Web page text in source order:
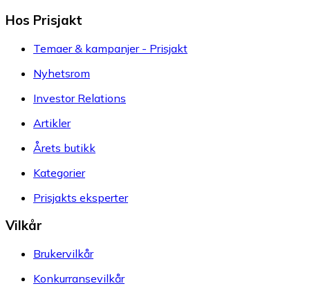
Hos Prisjakt
Temaer & kampanjer - Prisjakt
Nyhetsrom
Investor Relations
Artikler
Årets butikk
Kategorier
Prisjakts eksperter
Vilkår
Brukervilkår
Konkurransevilkår